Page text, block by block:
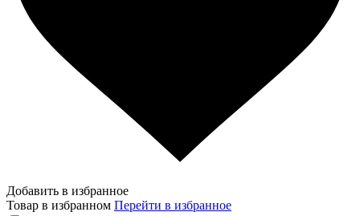
Добавить в избранное
Товар в избранном Перейти в избранное